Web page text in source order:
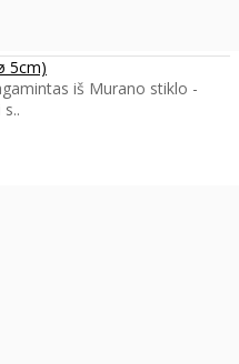
5cm)
iš Murano stiklo -